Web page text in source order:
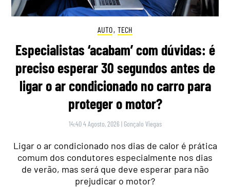
AUTO, TECH
Especialistas ‘acabam’ com dúvidas: é
preciso esperar 30 segundos antes de
ligar o ar condicionado no carro para
proteger o motor?
14:40 4 Agosto, 2026 | Gonçalo Viegas
Ligar o ar condicionado nos dias de calor é prática
comum dos condutores especialmente nos dias
de verão, mas será que deve esperar para não
prejudicar o motor?